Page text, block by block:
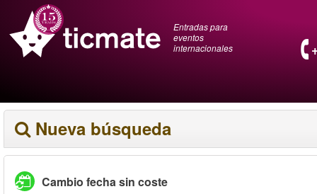
Entradas para
eventos
internacionales
Nueva búsqueda
Cambio fecha sin coste